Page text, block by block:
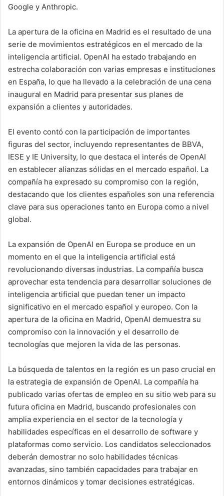
Google y Anthropic.
La apertura de la oficina en Madrid es el resultado de una
serie de movimientos estratégicos en el mercado de la
inteligencia artificial. OpenAI ha estado trabajando en
estrecha colaboración con varias empresas e instituciones
en España, lo que ha llevado a la celebración de una cena
inaugural en Madrid para presentar sus planes de
expansión a clientes y autoridades.
El evento contó con la participación de importantes
figuras del sector, incluyendo representantes de BBVA,
IESE y IE University, lo que destaca el interés de OpenAI
en establecer alianzas sólidas en el mercado español. La
compañía ha expresado su compromiso con la región,
destacando que los clientes españoles son una referencia
clave para sus operaciones tanto en Europa como a nivel
global.
La expansión de OpenAI en Europa se produce en un
momento en el que la inteligencia artificial está
revolucionando diversas industrias. La compañía busca
aprovechar esta tendencia para desarrollar soluciones de
inteligencia artificial que puedan tener un impacto
significativo en el mercado español y europeo. Con la
apertura de la oficina en Madrid, OpenAI demuestra su
compromiso con la innovación y el desarrollo de
tecnologías que mejoren la vida de las personas.
La búsqueda de talentos en la región es un paso crucial en
la estrategia de expansión de OpenAI. La compañía ha
publicado varias ofertas de empleo en su sitio web para su
futura oficina en Madrid, buscando profesionales con
amplia experiencia en el sector de la tecnología y
habilidades específicas en el desarrollo de software y
plataformas como servicio. Los candidatos seleccionados
deberán demostrar no solo habilidades técnicas
avanzadas, sino también capacidades para trabajar en
entornos dinámicos y tomar decisiones estratégicas.